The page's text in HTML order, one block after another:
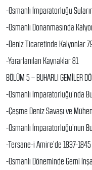
-Osmanlı İmparatorluğu
-Osmanlı Donanmasında
-Deniz Ticaretinde Kalyonlar
-Yararlanılan Kaynaklar 81
BÖLÜM 5 – BUHARLI GEMİLER
-Osmanlı İmparatorluğu’nda
-Çeşme Deniz Savaşı ve
-Osmanlı İmparatorluğu’nun
-Tersane-i Amire’de 1837-
-Osmanlı Döneminde Gemi